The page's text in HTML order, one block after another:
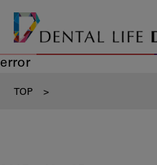
error
TOP >